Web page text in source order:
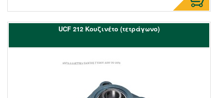
UCF 212 Kουζινέτο (τετράγωνο)